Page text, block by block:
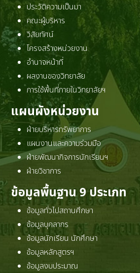
ประวัติความเป็นมา
คณะผู้บริหาร
วิสัยทัศน์
โครงสร้างหน่วยงาน
อำนาจหน้าที่
ผลงานของวิทยาลัย
การใช้พื้นที่ภายในวิทยาลัยฯ
แผนผังหน่วยงาน
ฝ่ายบริหารทรัพยาการ
แผนงานและความร่วมมือ
ฝ่ายพัฒนากิจการนักเรียนฯ
ฝ่ายวิชาการ
ข้อมูลพื้นฐาน 9 ประเภท
ข้อมูลทั่วไปสถานศึกษา
ข้อมูลบุคลากร
ข้อมูลนักเรียน นักศึกษา
ข้อมูลหลักสูตรฯ
ข้อมูลงบประมาณ